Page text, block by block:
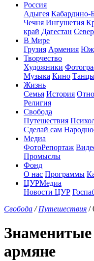
Россия
Адыгея Кабардино-
Чечня Ингушетия
край Дагестан
В Мире
Грузия Армения
Творчество
Художники
Музыка Кино
Жизнь
Семья История
Религия
Свобода
Путешествия
Сделай сам
Медиа
ФотоРепортаж
Промыслы
Фонд
О нас Программы
ЦУРМедиа
Новости ЦУР
Свобода /Путешествия /
армяне